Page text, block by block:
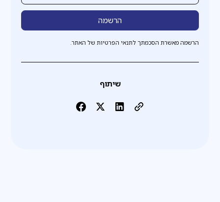
הרשמה מאשרת הסכמתך לתנאי הפרטיות של האתר.
שיתוף